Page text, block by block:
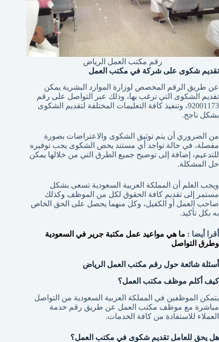
رقم مكتب العمل الرياض
تقديم شكوى على شركة في مكتب العمل
عن طريق الرقم المخصص لوزارة الموارد البشرية يمكن
تقديم الشكوى التي ترغب بها، وذلك عبر التواصل على رقم
92001173، وتنفيذ كافة التعليمات المختلفة لتقديم الشكوى
بشكل ناجح.
من الضروري أن يتم توثيق الشكوى والاعتراضات بصورة
مفصلة، في حالة تواجد أي مستند يخص الشكوى يجب توفيره
للتدعيم، إضافة إلى توضيح جميع الطرق التي من خلالها يمكن
حل المشكلة.
ويجب العلم أن المملكة العربية السعودية تسعى بشكل
مستمر إلى تقديم كافة الحقوق لكل من الموظف وكذلك
صاحب العمل أو الكفيل، وكل منهما يحصل على الحق الخاص
به بكل تأكيد.
أقرا أيضا : ما هي مواعيد عمل مكتبة جرير في السعودية
وطرق التواصل
أسئلة شائعة حول رقم مكتب العمل الرياض
كيف أكلم موظف مكتب العمل؟
يتمكن الموظفين في المملكة العربية السعودية من التواصل
مباشرة مع موظف مكتب العمل عن طريق رقم خدمة
العملاء للاستفادة من كافة الخدمات.
هل يحق للعامل تقديم شكوى في مكتب العمل؟